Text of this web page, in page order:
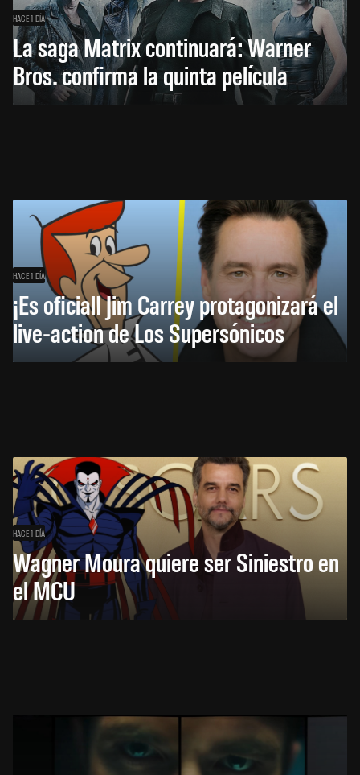
HACE 1 DÍA
La saga Matrix continuará: Warner
Bros. confirma la quinta película
HACE 1 DÍA
¡Es oficial! Jim Carrey protagonizará el
live-action de Los Supersónicos
HACE 1 DÍA
Wagner Moura quiere ser Siniestro en
el MCU